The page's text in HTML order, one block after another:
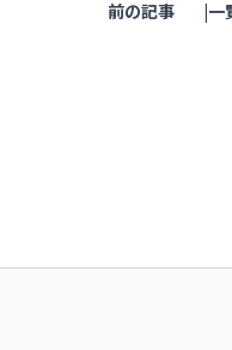
前の記事 一